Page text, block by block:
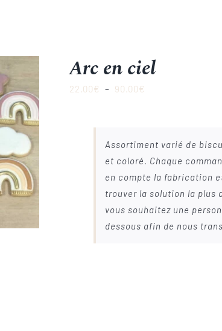
Arc en ciel
22.00€ – 90.00€
90.00€
Assortiment varié de
et coloré. Chaque
en compte la fabrication
trouver la solution la plus
vous souhaitez une
dessous afin de nous